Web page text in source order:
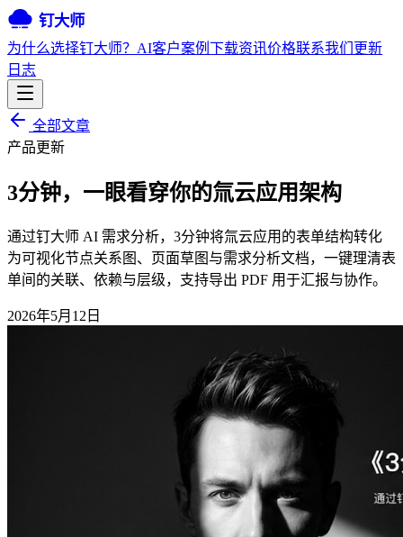
钉大师
为什么选择钉大师？ AI客户案例 下载资讯价格联系我们 更新
日志
全部文章
产品更新
3分钟，一眼看穿你的氚云应用架构
通过钉大师 AI 需求分析，3分钟将氚云应用的表单结构转化
为可视化节点关系图、页面草图与需求分析文档，一键理清表
单间的关联、依赖与层级，支持导出 PDF 用于汇报与协作。
2026年5月12日